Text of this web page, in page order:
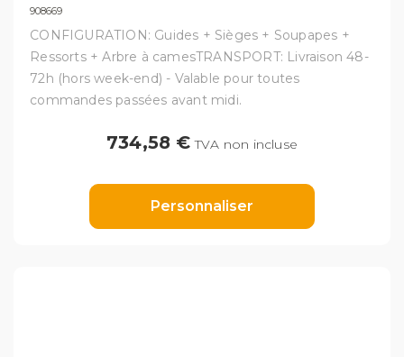
908669
CONFIGURATION: Guides + Sièges + Soupapes +
Ressorts + Arbre à camesTRANSPORT: Livraison 48-
72h (hors week-end) - Valable pour toutes
commandes passées avant midi.
734,58 € TVA non incluse
Personnaliser